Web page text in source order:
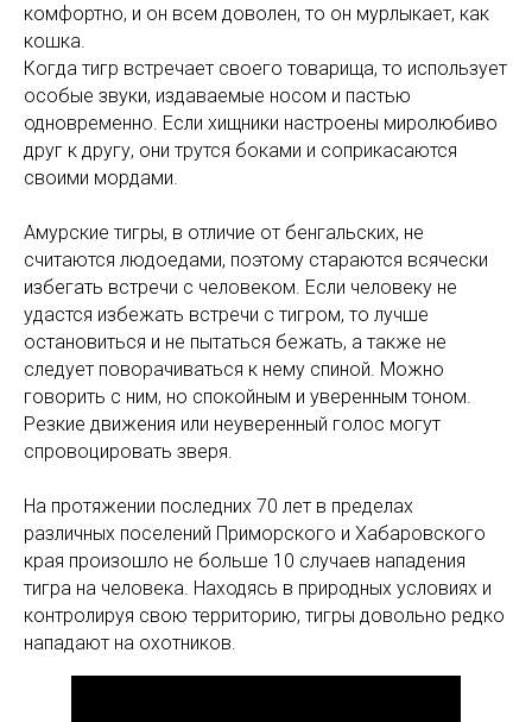
комфортно, и он всем доволен, то он мурлыкает, как
кошка.
Когда тигр встречает своего товарища, то использует
особые звуки, издаваемые носом и пастью
одновременно. Если хищники настроены миролюбиво
друг к другу, они трутся боками и соприкасаются
своими мордами.
Амурские тигры, в отличие от бенгальских, не
считаются людоедами, поэтому стараются всячески
избегать встречи с человеком. Если человеку не
удастся избежать встречи с тигром, то лучше
остановиться и не пытаться бежать, а также не
следует поворачиваться к нему спиной. Можно
говорить с ним, но спокойным и уверенным тоном.
Резкие движения или неуверенный голос могут
спровоцировать зверя.
На протяжении последних 70 лет в пределах
различных поселений Приморского и Хабаровского
края произошло не больше 10 случаев нападения
тигра на человека. Находясь в природных условиях и
контролируя свою территорию, тигры довольно редко
нападают на охотников.